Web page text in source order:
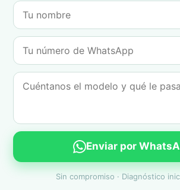
Enviar por
Sin compromiso · Diagnóstico